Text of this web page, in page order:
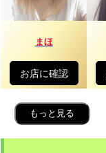
まほ
お店に確認
もっと見る